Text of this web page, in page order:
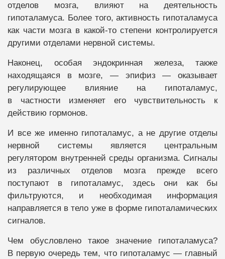
отделов мозга, влияют на деятельность
гипоталамуса. Более того, активность гипоталамуса
как части мозга в какой-то степени контролируется
другими отделами нервной системы.
Наконец, особая эндокринная железа, также
находящаяся в мозге, — эпифиз — оказывает
регулирующее влияние на гипоталамус,
в частности изменяет его чувствительность к
действию гормонов.
И все же именно гипоталамус, а не другие отделы
нервной системы является центральным
регулятором внутренней среды организма. Сигналы
из различных отделов мозга прежде всего
поступают в гипоталамус, здесь они как бы
фильтруются, и необходимая информация
направляется в тело уже в форме гипоталамических
сигналов.
Чем обусловлено такое значение гипоталамуса?
В первую очередь тем, что гипоталамус — главный